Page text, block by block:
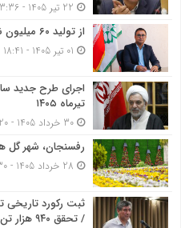
از تولید ۶۰ میلیون نشأ تا احداث ۴۴ بوستان
اجرای طرح جدید
تیرماه ۱۴۰۵
30 خرداد 1405 - 16:20
رفسنجان، شهر گل
ثبت رکورد
/ تحقق ۹۴۰ هزار تن تولید فراتر از ظرفیت اسمی